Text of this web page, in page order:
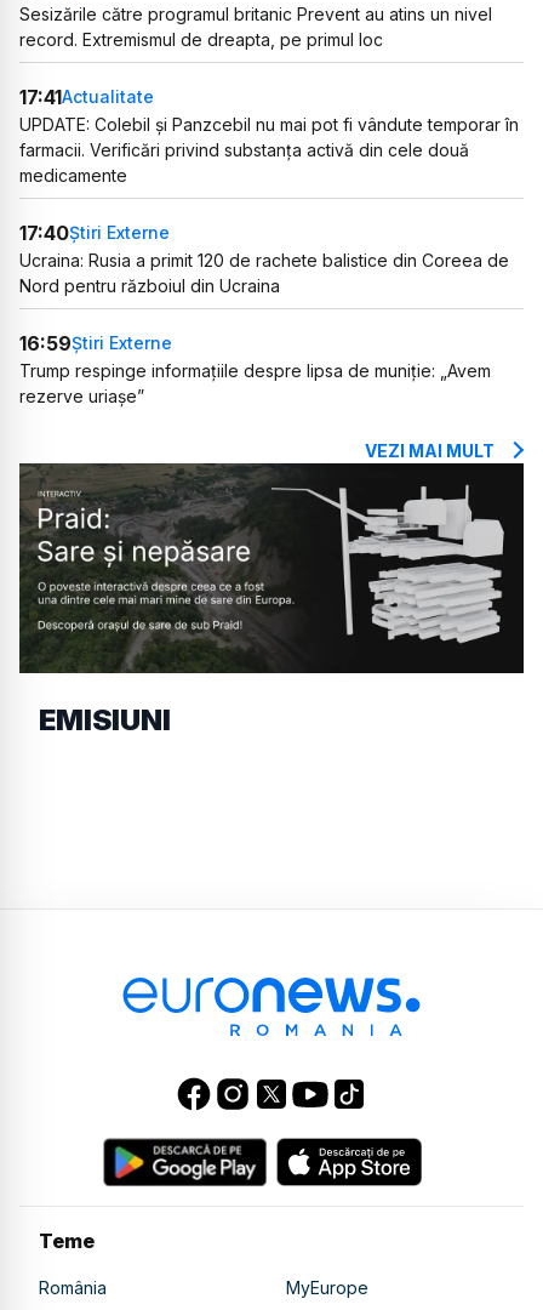
Sesizările către programul britanic Prevent au atins un nivel
record. Extremismul de dreapta, pe primul loc
17:41Actualitate
UPDATE: Colebil și Panzcebil nu mai pot fi vândute temporar în
farmacii. Verificări privind substanța activă din cele două
medicamente
17:40Știri Externe
Ucraina: Rusia a primit 120 de rachete balistice din Coreea de
Nord pentru războiul din Ucraina
16:59Știri Externe
Trump respinge informațiile despre lipsa de muniție: „Avem
rezerve uriașe”
VEZI MAI MULT
EMISIUNI
Teme
România
MyEurope